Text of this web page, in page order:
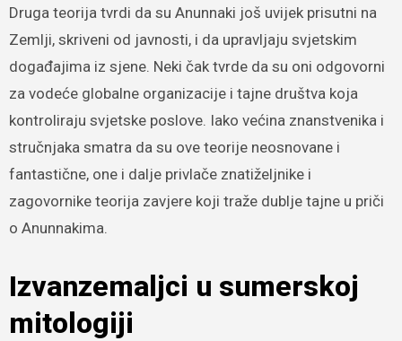
Druga teorija tvrdi da su Anunnaki još uvijek prisutni na
Zemlji, skriveni od javnosti, i da upravljaju svjetskim
događajima iz sjene. Neki čak tvrde da su oni odgovorni
za vodeće globalne organizacije i tajne društva koja
kontroliraju svjetske poslove. Iako većina znanstvenika i
stručnjaka smatra da su ove teorije neosnovane i
fantastične, one i dalje privlače znatiželjnike i
zagovornike teorija zavjere koji traže dublje tajne u priči
o Anunnakima.
Izvanzemaljci u sumerskoj
mitologiji